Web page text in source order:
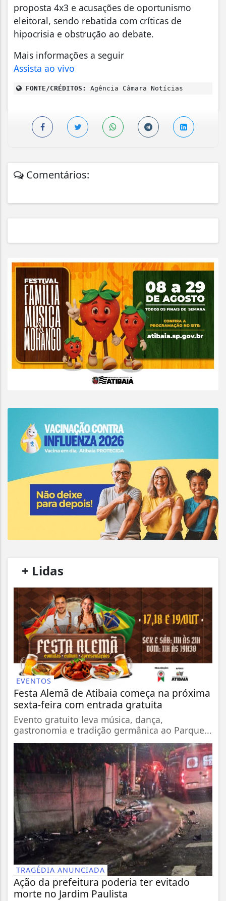
proposta 4x3 e acusações de oportunismo
eleitoral, sendo rebatida com críticas de
hipocrisia e obstrução ao debate.
Mais informações a seguir
Assista ao vivo
FONTE/CRÉDITOS: Agência Câmara Notícias
Comentários:
+ Lidas
EVENTOS
Festa Alemã de Atibaia começa na próxima
sexta-feira com entrada gratuita
Evento gratuito leva música, dança,
gastronomia e tradição germânica ao Parque...
TRAGÉDIA ANUNCIADA
Ação da prefeitura poderia ter evitado
morte no Jardim Paulista